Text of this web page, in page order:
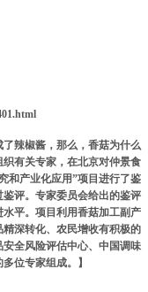
了辣椒酱，那么，香菇为什么
有关专家，在北京对仲景食
和产业化应用”项目进行了鉴
评。专家委员会给出的鉴评
平。项目利用香菇加工副产
深转化、农民增收有积极的
全风险评估中心、中国调味
位专家组成。】